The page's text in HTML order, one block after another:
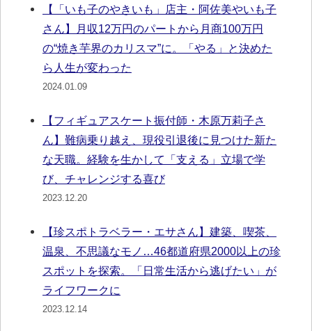
【「いも子のやきいも」店主・阿佐美やいも子
さん】月収12万円のパートから月商100万円
の“焼き芋界のカリスマ”に。「やる」と決めた
ら人生が変わった
2024.01.09
【フィギュアスケート振付師・木原万莉子さ
ん】難病乗り越え、現役引退後に見つけた新た
な天職。経験を生かして「支える」立場で学
び、チャレンジする喜び
2023.12.20
【珍スポトラベラー・エサさん】建築、喫茶、
温泉、不思議なモノ…46都道府県2000以上の珍
スポットを探索。「日常生活から逃げたい」が
ライフワークに
2023.12.14